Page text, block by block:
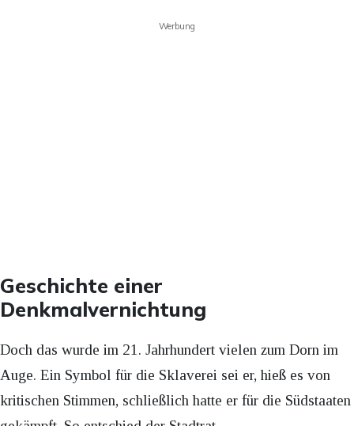
Werbung
Geschichte einer
Denkmalvernichtung
Doch das wurde im 21. Jahrhundert vielen zum Dorn im
Auge. Ein Symbol für die Sklaverei sei er, hieß es von
kritischen Stimmen, schließlich hatte er für die Südstaaten